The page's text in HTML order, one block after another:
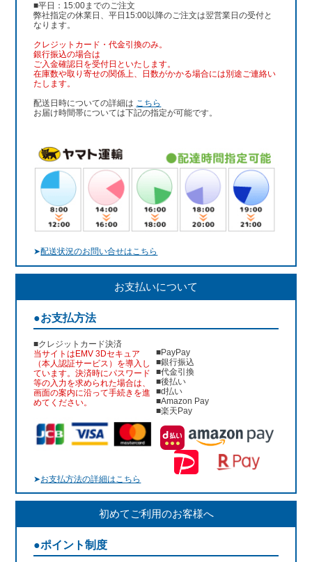
■平日：15:00までのご注文
弊社指定の休業日、平日15:00以降のご注文は翌営業日の受付と
なります。
クレジットカード・代金引換のみ。
銀行振込の場合は
ご入金確認日を受付日といたします。
在庫数や取り寄せの関係上、日数がかかる場合には別途ご連絡い
たします。
配送日時についての詳細は こちら
お届け時間帯については下記の指定が可能です。
➤配送状況のお問い合せはこちら
お支払いについて
●お支払方法
■クレジットカード決済
当サイトはEMV 3Dセキュア
（本人認証サービス）を導入し
ています。決済時にパスワード
等の入力を求められた場合は、
画面の案内に沿って手続きを進
めてください。
■PayPay
■銀行振込
■代金引換
■後払い
■d払い
■Amazon Pay
■楽天Pay
➤お支払方法の詳細はこちら
初めてご利用のお客様へ
●ポイント制度